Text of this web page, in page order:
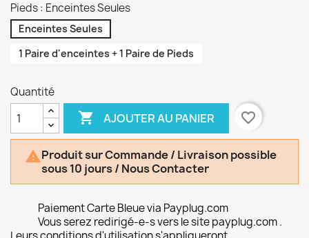
Pieds : Enceintes Seules
Enceintes Seules
1 Paire d'enceintes + 1 Paire de Pieds
Quantité
 AJOUTER AU PANIER favorite_border
Produit sur Commande / Livraison possible
sous 10 jours / Nous Contacter
Paiement Carte Bleue via Payplug.com
Vous serez redirigé-e-s vers le site payplug.com .